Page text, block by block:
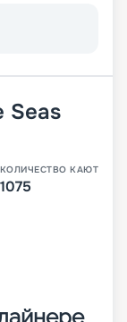
Seas
КОЛИЧЕСТВО КАЮТ
1075